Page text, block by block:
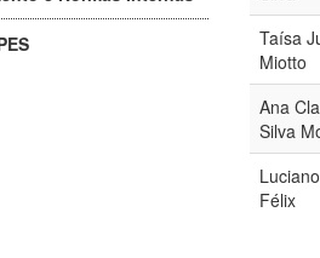
Taísa
Miotto
Ana
Silva
Félix